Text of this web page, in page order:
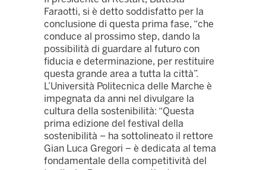
Faraotti, si è detto soddisfatto per la
conclusione di questa prima fase, “che
conduce al prossimo step, dando la
possibilità di guardare al futuro con
fiducia e determinazione, per restituire
questa grande area a tutta la città”.
L’Università Politecnica delle Marche è
impegnata da anni nel divulgare la
cultura della sostenibilità: “Questa
prima edizione del festival della
sostenibilità – ha sottolineato il rettore
Gian Luca Gregori – è dedicata al tema
fondamentale della competitività del